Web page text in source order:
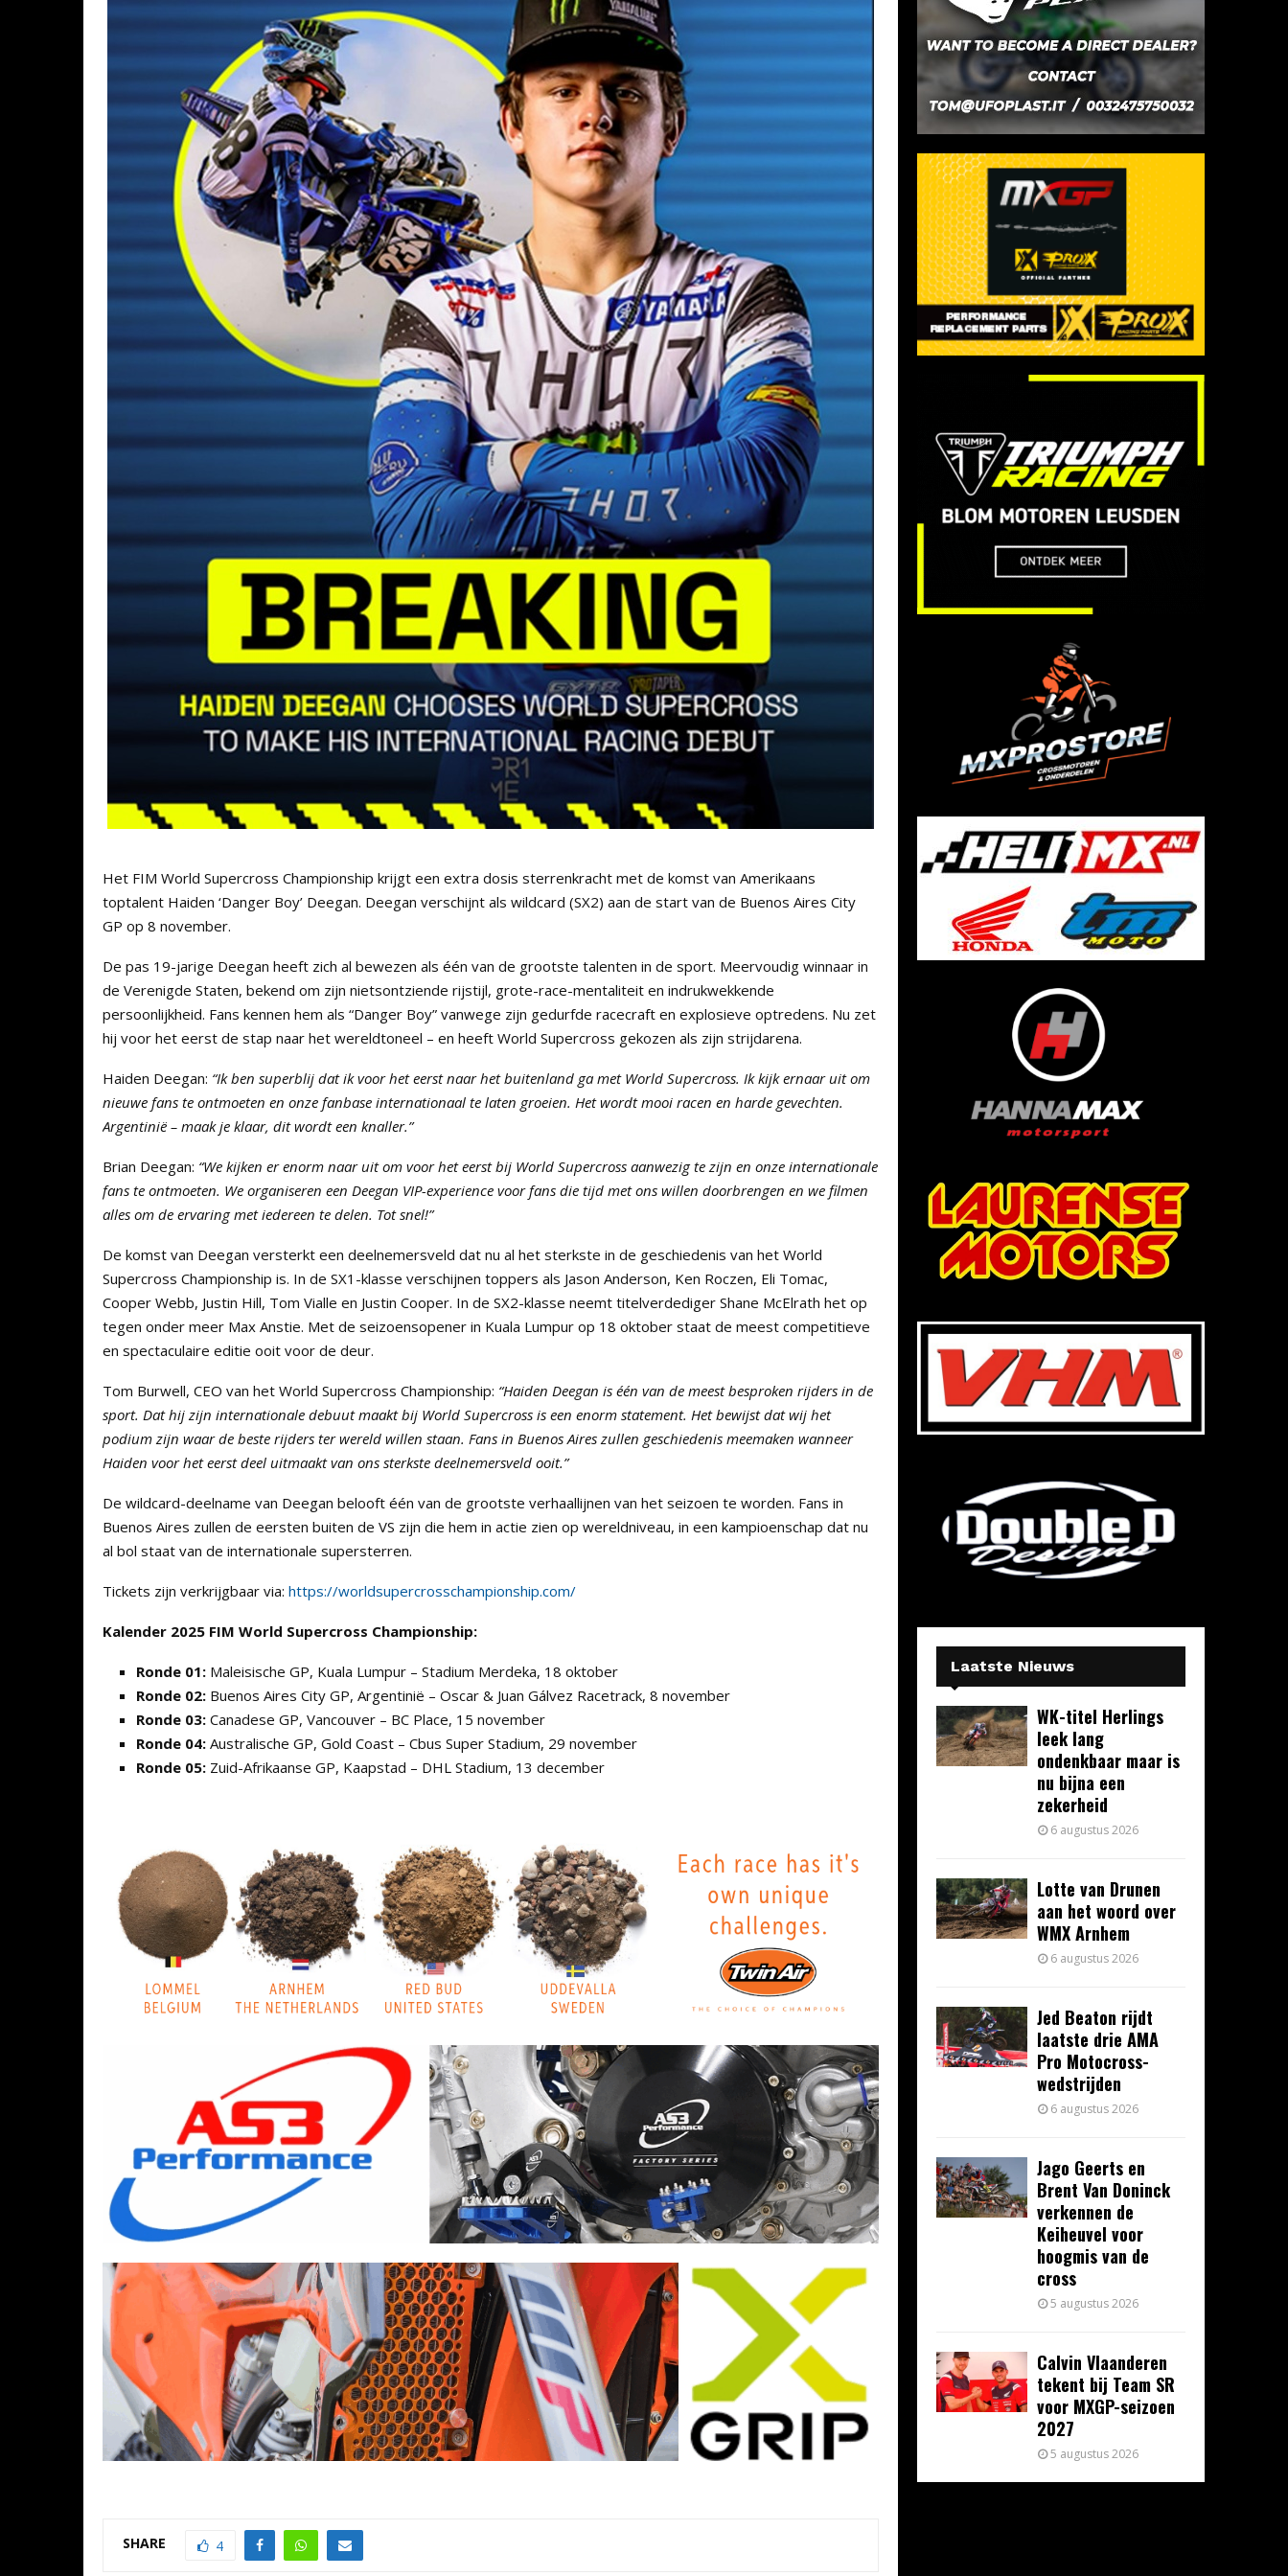
Het FIM World Supercross Championship krijgt een extra dosis sterrenkracht met de komst van Amerikaans
toptalent Haiden ‘Danger Boy’ Deegan. Deegan verschijnt als wildcard (SX2) aan de start van de Buenos Aires City
GP op 8 november.
De pas 19-jarige Deegan heeft zich al bewezen als één van de grootste talenten in de sport. Meervoudig winnaar in
de Verenigde Staten, bekend om zijn nietsontziende rijstijl, grote-race-mentaliteit en indrukwekkende
persoonlijkheid. Fans kennen hem als “Danger Boy” vanwege zijn gedurfde racecraft en explosieve optredens. Nu zet
hij voor het eerst de stap naar het wereldtoneel – en heeft World Supercross gekozen als zijn strijdarena.
Haiden Deegan: “Ik ben superblij dat ik voor het eerst naar het buitenland ga met World Supercross. Ik kijk ernaar uit om
nieuwe fans te ontmoeten en onze fanbase internationaal te laten groeien. Het wordt mooi racen en harde gevechten.
Argentinië – maak je klaar, dit wordt een knaller.”
Brian Deegan: “We kijken er enorm naar uit om voor het eerst bij World Supercross aanwezig te zijn en onze internationale
fans te ontmoeten. We organiseren een Deegan VIP-experience voor fans die tijd met ons willen doorbrengen en we filmen
alles om de ervaring met iedereen te delen. Tot snel!”
De komst van Deegan versterkt een deelnemersveld dat nu al het sterkste in de geschiedenis van het World
Supercross Championship is. In de SX1-klasse verschijnen toppers als Jason Anderson, Ken Roczen, Eli Tomac,
Cooper Webb, Justin Hill, Tom Vialle en Justin Cooper. In de SX2-klasse neemt titelverdediger Shane McElrath het op
tegen onder meer Max Anstie. Met de seizoensopener in Kuala Lumpur op 18 oktober staat de meest competitieve
en spectaculaire editie ooit voor de deur.
Tom Burwell, CEO van het World Supercross Championship: “Haiden Deegan is één van de meest besproken rijders in de
sport. Dat hij zijn internationale debuut maakt bij World Supercross is een enorm statement. Het bewijst dat wij het
podium zijn waar de beste rijders ter wereld willen staan. Fans in Buenos Aires zullen geschiedenis meemaken wanneer
Haiden voor het eerst deel uitmaakt van ons sterkste deelnemersveld ooit.”
De wildcard-deelname van Deegan belooft één van de grootste verhaallijnen van het seizoen te worden. Fans in
Buenos Aires zullen de eersten buiten de VS zijn die hem in actie zien op wereldniveau, in een kampioenschap dat nu
al bol staat van de internationale supersterren.
Tickets zijn verkrijgbaar via: https://worldsupercrosschampionship.com/
Kalender 2025 FIM World Supercross Championship:
Ronde 01: Maleisische GP, Kuala Lumpur – Stadium Merdeka, 18 oktober
Ronde 02: Buenos Aires City GP, Argentinië – Oscar & Juan Gálvez Racetrack, 8 november
Ronde 03: Canadese GP, Vancouver – BC Place, 15 november
Ronde 04: Australische GP, Gold Coast – Cbus Super Stadium, 29 november
Ronde 05: Zuid-Afrikaanse GP, Kaapstad – DHL Stadium, 13 december
SHARE 4
Laatste Nieuws
WK-titel Herlings
leek lang
ondenkbaar maar is
nu bijna een
zekerheid
6 augustus 2026
Lotte van Drunen
aan het woord over
WMX Arnhem
6 augustus 2026
Jed Beaton rijdt
laatste drie AMA
Pro Motocross-
wedstrijden
6 augustus 2026
Jago Geerts en
Brent Van Doninck
verkennen de
Keiheuvel voor
hoogmis van de
cross
5 augustus 2026
Calvin Vlaanderen
tekent bij Team SR
voor MXGP-seizoen
2027
5 augustus 2026